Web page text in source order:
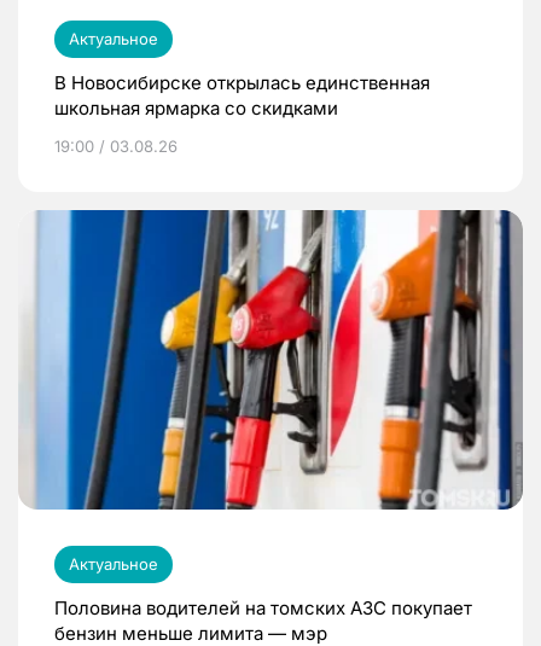
Актуальное
В Новосибирске открылась единственная
школьная ярмарка со скидками
19:00 / 03.08.26
Актуальное
Половина водителей на томских АЗС покупает
бензин меньше лимита — мэр